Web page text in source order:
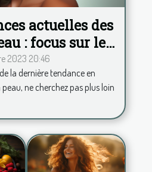
actuelles des
: focus sur le
2023 20:46
la dernière tendance en
ne cherchez pas plus loin